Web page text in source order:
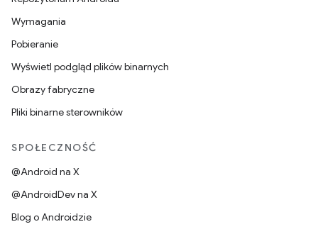
Wymagania
Pobieranie
Wyświetl podgląd plików binarnych
Obrazy fabryczne
Pliki binarne sterowników
SPOŁECZNOŚĆ
@Android na X
@AndroidDev na X
Blog o Androidzie